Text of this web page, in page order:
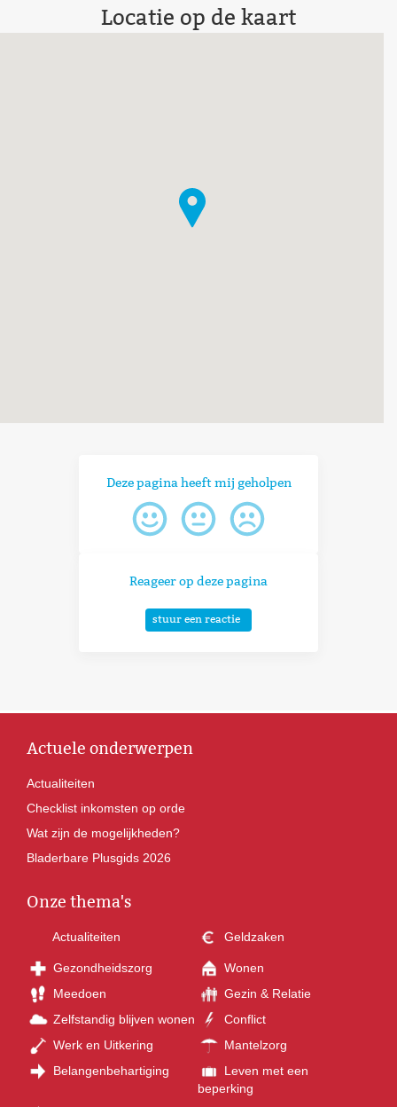
Locatie op de kaart
Deze pagina heeft mij geholpen
Reageer op deze pagina
stuur een reactie
Actuele onderwerpen
Actualiteiten
Checklist inkomsten op orde
Wat zijn de mogelijkheden?
Bladerbare Plusgids 2026
Onze thema's
Actualiteiten Geldzaken
Gezondheidszorg
Wonen
Meedoen
Gezin & Relatie
Zelfstandig blijven wonen
Conflict
Werk en Uitkering
Mantelzorg
Belangenbehartiging
Leven met een
beperking